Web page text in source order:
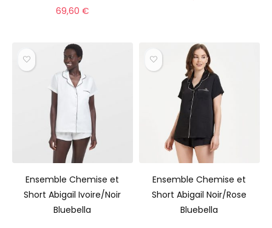
69,60 €
Ensemble Chemise et
Short Abigail Ivoire/Noir
Bluebella
Ensemble Chemise et
Short Abigail Noir/Rose
Bluebella